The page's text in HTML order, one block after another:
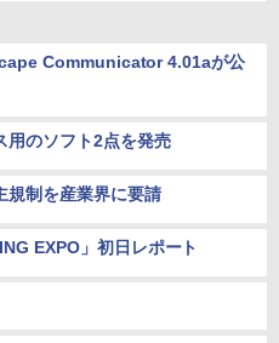
Communicator 4.01aが公
用のソフト2点を発売
規制を産業界に要請
EXPO」初日レポート